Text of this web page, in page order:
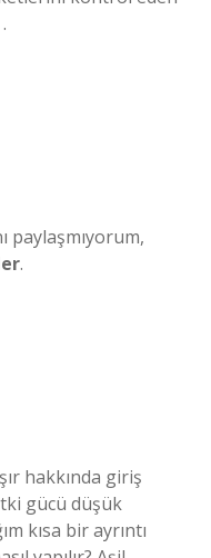
paylaşmıyorum,
.
hakkında giriş
gücü düşük
kısa bir ayrıntı